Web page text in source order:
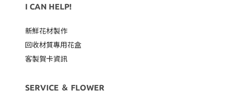
I CAN HELP!
新鮮花材製作
回收材質專用花盒
客製賀卡資訊
SERVICE ＆ FLOWER